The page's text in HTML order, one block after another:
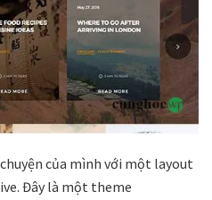
của mình với một layout
Đây là một theme